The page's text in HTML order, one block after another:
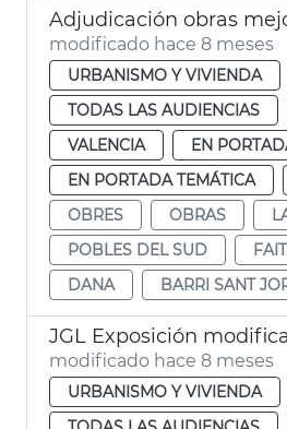
modificado hace 8 meses
URBANISMO Y VIVIENDA
TODAS LAS AUDIENCIAS
VALENCIA
EN
EN PORTADA TEMÁTICA
OBRES
OBRAS
POBLES DEL SUD
DANA
BARRI SANT
modificado hace 8 meses
URBANISMO Y VIVIENDA